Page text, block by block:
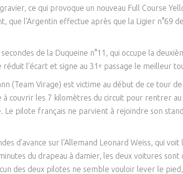
ce qui provoque un nouveau Full Course
que l’Argentin effectue après que la Ligier n°69
de la Duqueine n°11, qui occupe la
l’écart et signe au 31 e passage le meilleur
(Team Virage) est victime au début de ce tour
à couvrir les 7 kilomètres du circuit pour rentrer
Le pilote français ne parvient à rejoindre son
d’avance sur l’Allemand Leonard Weiss, qui
du drapeau à damier, les deux voitures sont
des deux pilotes ne semble vouloir lever le